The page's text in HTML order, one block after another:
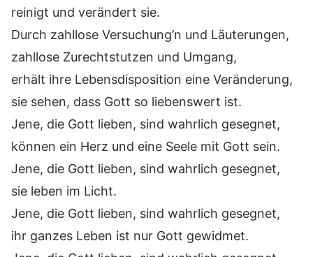
reinigt und verändert sie.
Durch zahllose Versuchung’n und Läuterungen,
zahllose Zurechtstutzen und Umgang,
erhält ihre Lebensdisposition eine Veränderung,
sie sehen, dass Gott so liebenswert ist.
Jene, die Gott lieben, sind wahrlich gesegnet,
können ein Herz und eine Seele mit Gott sein.
Jene, die Gott lieben, sind wahrlich gesegnet,
sie leben im Licht.
Jene, die Gott lieben, sind wahrlich gesegnet,
ihr ganzes Leben ist nur Gott gewidmet.